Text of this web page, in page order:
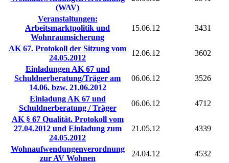
(WAV)
Veranstaltungen:
Arbeitsmarktpolitik und
Wohnraumsicherung
15.06.12 3431
AK 67. Protokoll der Sitzung vom
24.05.2012
12.06.12
3602
Einladungen AK 67 und
Schuldnerberatung/Träger am
14.06. bzw. 21.06.2012
06.06.12 3526
Einladung AK 67 und
Schuldnerberatung / Träger
06.06.12
4712
AK § 67 Qualität. Protokoll vom
27.04.2012 und Einladung zum
24.05.2012
21.05.12 4339
Wohnaufwendungenverordnung
zur AV Wohnen
24.04.12
4532